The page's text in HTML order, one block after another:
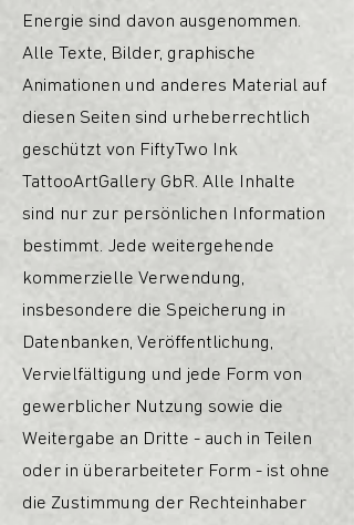
Energie sind davon ausgenommen.
Alle Texte, Bilder, graphische
Animationen und anderes Material auf
diesen Seiten sind urheberrechtlich
geschützt von FiftyTwo Ink
TattooArtGallery GbR. Alle Inhalte
sind nur zur persönlichen Information
bestimmt. Jede weitergehende
kommerzielle Verwendung,
insbesondere die Speicherung in
Datenbanken, Veröffentlichung,
Vervielfältigung und jede Form von
gewerblicher Nutzung sowie die
Weitergabe an Dritte - auch in Teilen
oder in überarbeiteter Form - ist ohne
die Zustimmung der Rechteinhaber